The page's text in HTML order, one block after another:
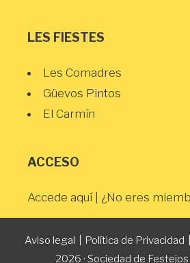
LES FIESTES
Les Comadres
Güevos Pintos
El Carmín
ACCESO
Accede aquí | ¿No eres
Aviso legal Política de Privacidad
2026 · Sociedad de